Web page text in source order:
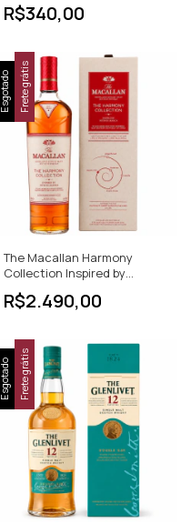
R$340,00
Esgotado Frete grátis
The Macallan Harmony
Collection Inspired by
R$2.490,00
Esgotado Frete grátis